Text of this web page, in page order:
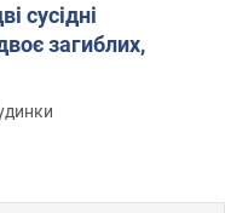
сусідні
загиблих,